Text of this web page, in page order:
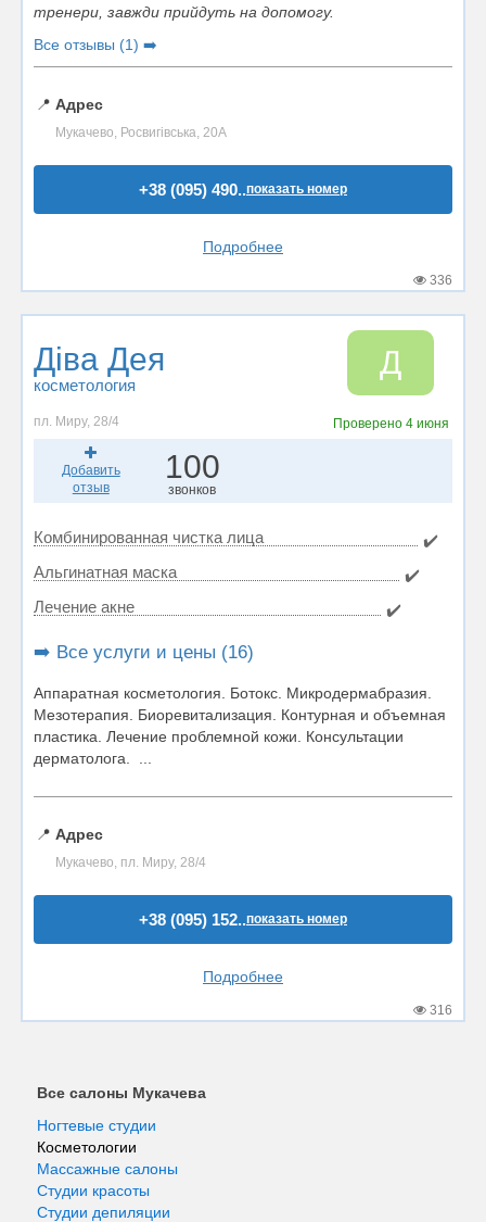
тренери, завжди прийдуть на допомогу.
Все отзывы (1) ➡️
📍 Адрес
Мукачево, Росвигівська, 20А
+38 (095) 490..показать номер
Подробнее
336
Діва Дея
косметология
Д
пл. Миру, 28/4 Проверено 4 июня
Добавить
отзыв
100
звонков
Комбинированная чистка лица
✔️
Альгинатная маска
✔️
Лечение акне
✔️
➡️ Все услуги и цены (16)
Аппаратная косметология. Ботокс. Микродермабразия.
Мезотерапия. Биоревитализация. Контурная и объемная
пластика. Лечение проблемной кожи. Консультации
дерматолога. ...
📍 Адрес
Мукачево, пл. Миру, 28/4
+38 (095) 152..показать номер
Подробнее
316
Все салоны Мукачева
Ногтевые студии
Косметологии
Массажные салоны
Студии красоты
Студии депиляции